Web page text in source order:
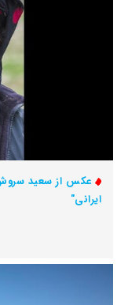
عکس از سعید
ایرانی"